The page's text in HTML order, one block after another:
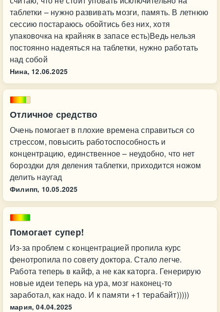
таблетки – нужно развивать мозги, память. В летнюю
сессию постараюсь обойтись без них, хотя
упаковочка на крайняк в запасе есть)Ведь нельзя
постоянно надеяться на таблетки, нужно работать
над собой
Нина, 12.06.2025
Отличное средство
Очень помогает в плохие времена справиться со
стрессом, повысить работоспособность и
концентрацию, единственное – неудобно, что нет
бороздки для деления таблетки, приходится ножом
делить наугад
Филипп, 10.05.2025
Помогает супер!
Из-за проблем с концентрацией пропила курс
фенотропила по совету доктора. Стало легче.
Работа теперь в кайф, а не как каторга. Генерирую
новые идеи теперь на ура, мозг наконец-то
заработал, как надо. И к памяти +1 терабайт)))))
мария, 04.04.2025